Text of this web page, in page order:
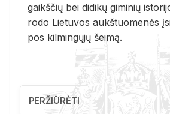
gaikš­čių bei di­di­kų gi­mi­nių
ro­do Lie­tu­vos aukš­tuo­me­nės
pos kil­min­gų­jų šei­mą.
PERŽIŪRĖTI